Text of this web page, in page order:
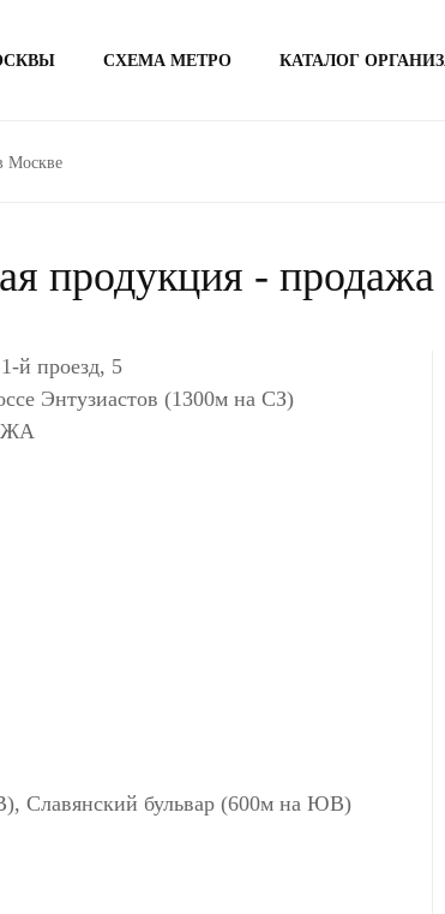
СХЕМА МЕТРО КАТАЛОГ
Москве
продукция -
й проезд, 5
Энтузиастов (1300м на СЗ)
Славянский бульвар (600м на ЮВ)